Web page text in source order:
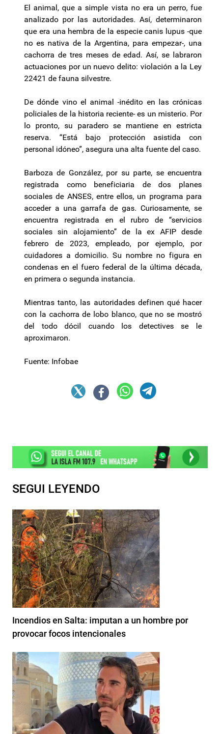
El animal, que a simple vista no era un perro, fue
analizado por las autoridades. Así, determinaron
que era una hembra de la especie canis lupus -que
no es nativa de la Argentina, para empezar-, una
cachorra de tres meses de edad. Así, se labraron
actuaciones por un nuevo delito: violación a la Ley
22421 de fauna silvestre.
De dónde vino el animal -inédito en las crónicas
policiales de la historia reciente- es un misterio. Por
lo pronto, su paradero se mantiene en estricta
reserva. “Está bajo protección asistida con
personal idóneo”, asegura una alta fuente del caso.
Barboza de González, por su parte, se encuentra
registrada como beneficiaria de dos planes
sociales de ANSES, entre ellos, un programa para
acceder a una garrafa de gas. Curiosamente, se
encuentra registrada en el rubro de “servicios
sociales sin alojamiento” de la ex AFIP desde
febrero de 2023, empleado, por ejemplo, por
cuidadores a domicilio. Su nombre no figura en
condenas en el fuero federal de la última década,
en primera o segunda instancia.
Mientras tanto, las autoridades definen qué hacer
con la cachorra de lobo blanco, que no se mostró
del todo dócil cuando los detectives se le
aproximaron.
Fuente: Infobae
SEGUI LEYENDO
Incendios en Salta: imputan a un hombre por
provocar focos intencionales